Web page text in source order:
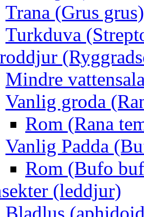
Trana (Grus grus)
Turkduva
Mindre
Vanlig groda
Rom (Rana
Vanlig Padda
Rom (Bufo
(leddjur)
Bladlus